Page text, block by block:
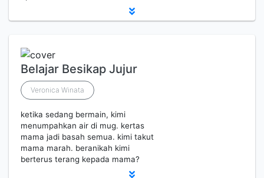
Belajar Besikap Jujur
Veronica Winata
ketika sedang bermain, kimi
menumpahkan air di mug. kertas
mama jadi basah semua. kimi takut
mama marah. beranikah kimi
berterus terang kepada mama?